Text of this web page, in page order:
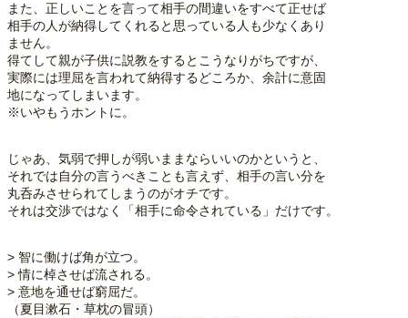
また、正しいことを言って相手の間違いをすべて正せば
相手の人が納得してくれると思っている人も少なくあり
ません。
得てして親が子供に説教をするとこうなりがちですが、
実際には理屈を言われて納得するどころか、余計に意固
地になってしまいます。
※いやもうホントに。
じゃあ、気弱で押しが弱いままならいいのかというと、
それでは自分の言うべきことも言えず、相手の言い分を
丸呑みさせられてしまうのがオチです。
それは交渉ではなく「相手に命令されている」だけです。
> 智に働けば角が立つ。
> 情に棹させば流される。
> 意地を通せば窮屈だ。
（夏目漱石・草枕の冒頭）